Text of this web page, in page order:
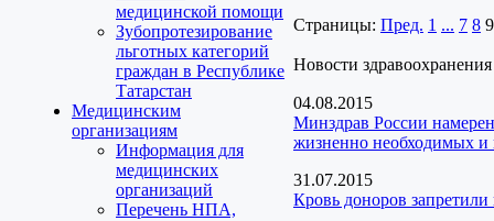
медицинской помощи
Зубопротезирование
льготных категорий
граждан в Республике
Татарстан
Медицинским
организациям
Информация для
медицинских
организаций
Перечень НПА,
Страницы: Пред. 1 ... 7 8 9
Новости здравоохранения
04.08.2015
Минздрав России
жизненно необходимых и
31.07.2015
Кровь доноров